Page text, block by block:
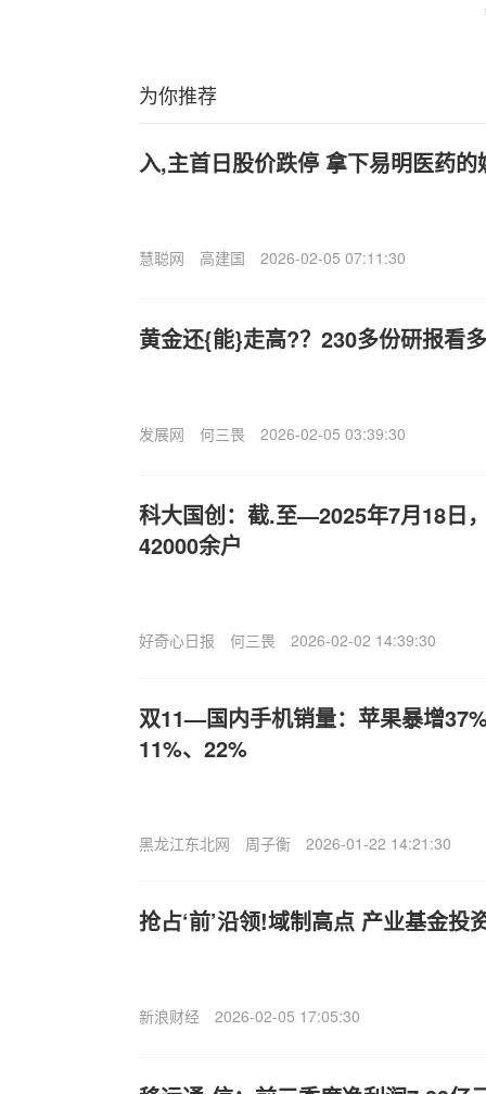
为你推荐
入,主首日股价跌停 拿下易明医药的
慧聪网 高建国 2026-02-05 07:11:30
黄金还{能}走高?？230多份研报看多
发展网 何三畏 2026-02-05 03:39:30
科大国创：截.至—2025年7月18日
42000余户
好奇心日报 何三畏 2026-02-02 14:39:30
双11—国内手机销量：苹果暴增
11%、22%
黑龙江东北网 周子衡 2026-01-22 14:21:30
抢占‘前’沿领!域制高点 产业基金投
新浪财经 2026-02-05 17:05:30